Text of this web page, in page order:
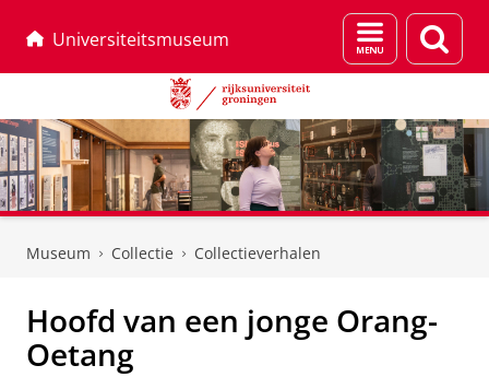
Universiteitsmuseum
Menu
en
Museum Collectie Collectieverhalen
Hoofd van een jonge Orang-
Oetang